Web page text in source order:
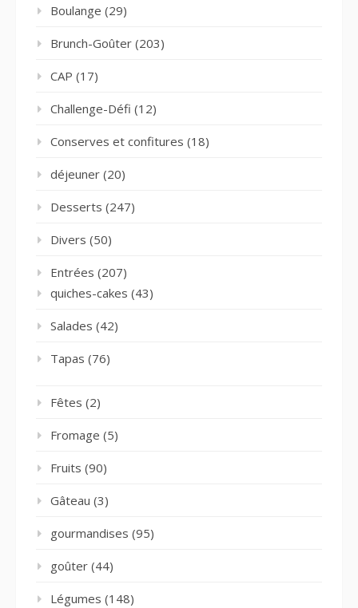
Boulange (29)
Brunch-Goûter (203)
CAP (17)
Challenge-Défi (12)
Conserves et confitures (18)
déjeuner (20)
Desserts (247)
Divers (50)
Entrées (207)
quiches-cakes (43)
Salades (42)
Tapas (76)
Fêtes (2)
Fromage (5)
Fruits (90)
Gâteau (3)
gourmandises (95)
goûter (44)
Légumes (148)